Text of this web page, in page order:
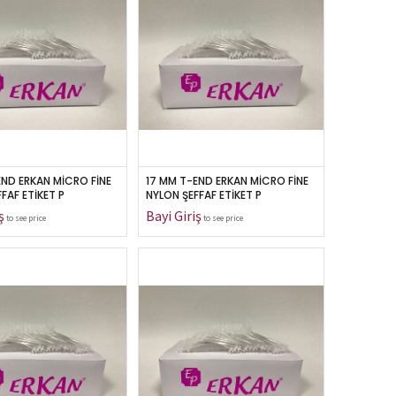
ERKAN MİCRO FİNE
ETİKET P
to see price
17 MM T-END ERKAN MİCRO FİNE
NYLON ŞEFFAF ETİKET P
to see price
Bize Ulaşın
info@erkanplastik.com.tr